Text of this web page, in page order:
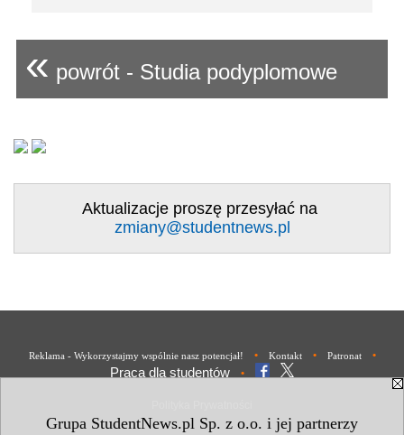
Grupa StudentNews.pl Sp. z o.o. i jej partnerzy
« powrót - Studia podyplomowe
Aktualizacje proszę przesyłać na
zmiany@studentnews.pl
Reklama - Wykorzystajmy wspólnie nasz potencjał! • Kontakt • Patronat •
Praca dla studentów •